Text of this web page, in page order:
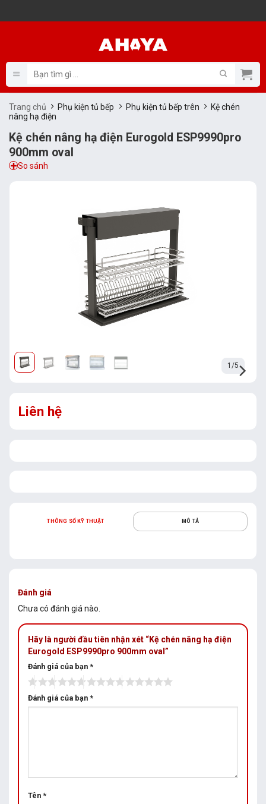
kiếm:
Trang chủ Phụ kiện tủ bếp Phụ kiện tủ bếp trên
Kệ chén
nâng hạ điện
Kệ chén nâng hạ điện Eurogold ESP9990pro
900mm oval
So sánh
1/5
Liên hệ
THÔNG SỐ KỸ THUẬT MÔ TẢ
Đánh giá
Chưa có đánh giá nào.
Hãy là người đầu tiên nhận xét “Kệ chén nâng hạ điện
Eurogold ESP9990pro 900mm oval”
Đánh giá của bạn *
Đánh giá của bạn *
Tên *